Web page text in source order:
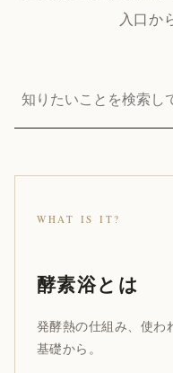
入口か
WHAT IS IT?
酵素浴とは
発酵熱の仕組み、使わ
基礎から。